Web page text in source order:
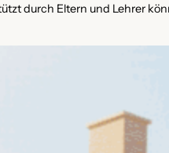
durch Eltern und Lehrer